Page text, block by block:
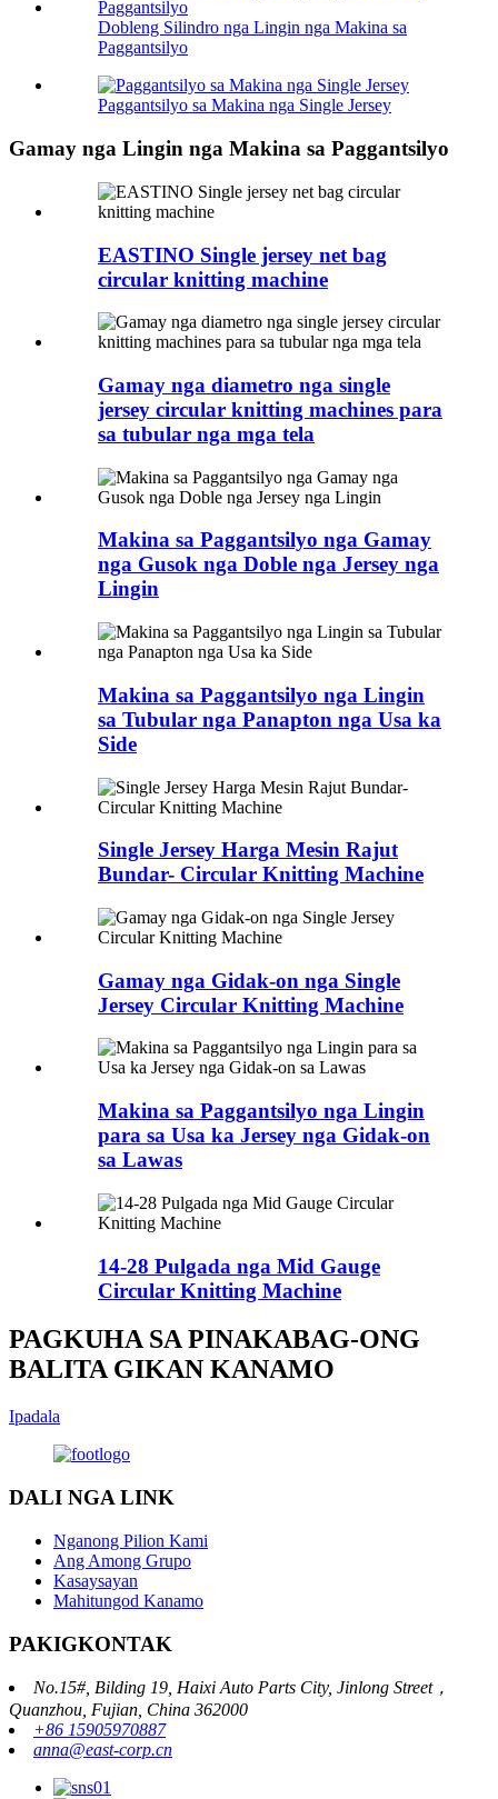
Dobleng Silindro nga Lingin nga Makina sa
Paggantsilyo
Paggantsilyo sa Makina nga Single Jersey
Gamay nga Lingin nga Makina sa Paggantsilyo
EASTINO Single jersey net bag
circular knitting machine
Gamay nga diametro nga single
jersey circular knitting machines para
sa tubular nga mga tela
Makina sa Paggantsilyo nga Gamay
nga Gusok nga Doble nga Jersey nga
Lingin
Makina sa Paggantsilyo nga Lingin
sa Tubular nga Panapton nga Usa ka
Side
Single Jersey Harga Mesin Rajut
Bundar- Circular Knitting Machine
Gamay nga Gidak-on nga Single
Jersey Circular Knitting Machine
Makina sa Paggantsilyo nga Lingin
para sa Usa ka Jersey nga Gidak-on
sa Lawas
14-28 Pulgada nga Mid Gauge
Circular Knitting Machine
PAGKUHA SA PINAKABAG-ONG
BALITA GIKAN KANAMO
Ipadala
DALI NGA LINK
Nganong Pilion Kami
Ang Among Grupo
Kasaysayan
Mahitungod Kanamo
PAKIGKONTAK
No.15#, Bilding 19, Haixi Auto Parts City, Jinlong Street，
Quanzhou, Fujian, China 362000
+86 15905970887
anna@east-corp.cn